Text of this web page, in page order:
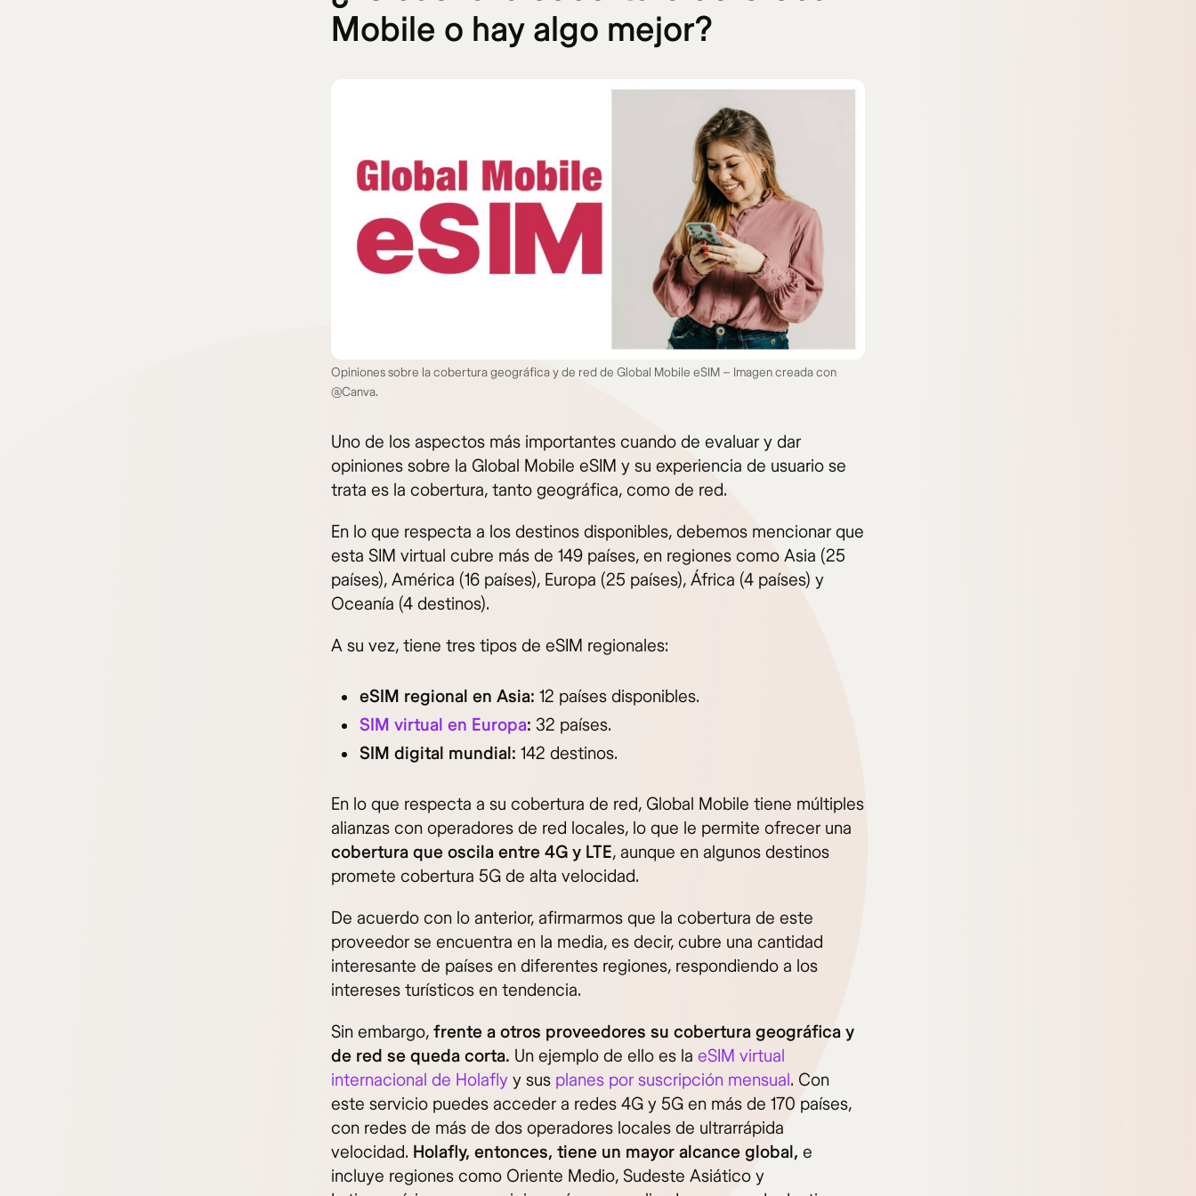
Mobile o hay algo mejor?
Opiniones sobre la cobertura geográfica y de red de Global Mobile eSIM – Imagen creada con
@Canva.
Uno de los aspectos más importantes cuando de evaluar y dar
opiniones sobre la Global Mobile eSIM y su experiencia de usuario se
trata es la cobertura, tanto geográfica, como de red.
En lo que respecta a los destinos disponibles, debemos mencionar que
esta SIM virtual cubre más de 149 países, en regiones como Asia (25
países), América (16 países), Europa (25 países), África (4 países) y
Oceanía (4 destinos).
A su vez, tiene tres tipos de eSIM regionales:
eSIM regional en Asia: 12 países disponibles.
SIM virtual en Europa: 32 países.
SIM digital mundial: 142 destinos.
En lo que respecta a su cobertura de red, Global Mobile tiene múltiples
alianzas con operadores de red locales, lo que le permite ofrecer una
cobertura que oscila entre 4G y LTE, aunque en algunos destinos
promete cobertura 5G de alta velocidad.
De acuerdo con lo anterior, afirmarmos que la cobertura de este
proveedor se encuentra en la media, es decir, cubre una cantidad
interesante de países en diferentes regiones, respondiendo a los
intereses turísticos en tendencia.
Sin embargo, frente a otros proveedores su cobertura geográfica y
de red se queda corta. Un ejemplo de ello es la eSIM virtual
internacional de Holafly y sus planes por suscripción mensual. Con
este servicio puedes acceder a redes 4G y 5G en más de 170 países,
con redes de más de dos operadores locales de ultrarrápida
velocidad. Holafly, entonces, tiene un mayor alcance global, e
incluye regiones como Oriente Medio, Sudeste Asiático y